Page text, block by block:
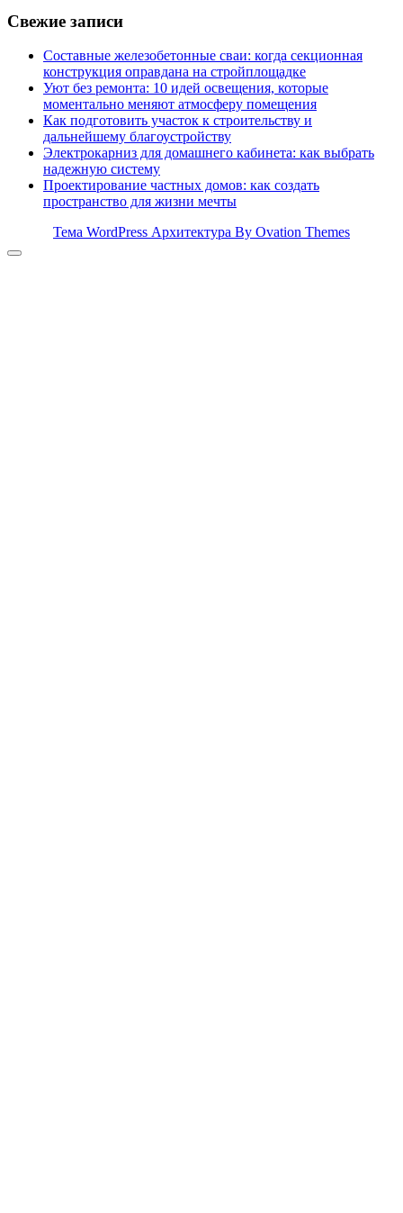
Свежие записи
Составные железобетонные сваи: когда секционная
конструкция оправдана на стройплощадке
Уют без ремонта: 10 идей освещения, которые
моментально меняют атмосферу помещения
Как подготовить участок к строительству и
дальнейшему благоустройству
Электрокарниз для домашнего кабинета: как выбрать
надежную систему
Проектирование частных домов: как создать
пространство для жизни мечты
Тема WordPress Архитектура By Ovation Themes